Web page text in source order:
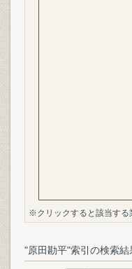
※クリックすると該当する
"原田勘平"索引の検索